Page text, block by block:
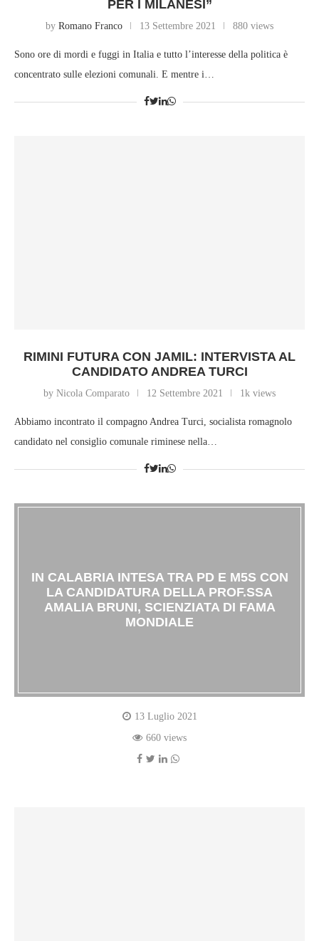
PER I MILANESI”
by Romano Franco 13 Settembre 2021 880 views
Sono ore di mordi e fuggi in Italia e tutto l’interesse della politica è
concentrato sulle elezioni comunali. E mentre i…
RIMINI FUTURA CON JAMIL: INTERVISTA AL
CANDIDATO ANDREA TURCI
by Nicola Comparato 12 Settembre 2021 1k views
Abbiamo incontrato il compagno Andrea Turci, socialista romagnolo
candidato nel consiglio comunale riminese nella…
IN CALABRIA INTESA TRA PD E M5S CON
LA CANDIDATURA DELLA PROF.SSA
AMALIA BRUNI, SCIENZIATA DI FAMA
MONDIALE
13 Luglio 2021
660 views